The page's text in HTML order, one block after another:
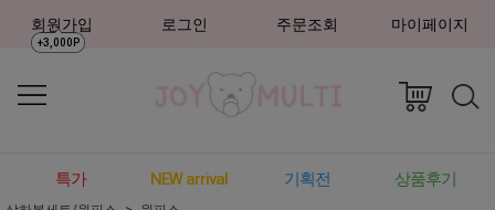
회원가입
+3,000P
로그인 주문조회 마이페이지
특가 NEW arrival 기획전 상품후기